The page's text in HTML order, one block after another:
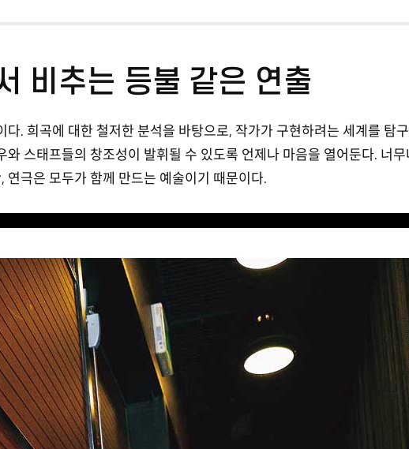
비추는 등불 같은 연출
. 희곡에 대한 철저한 분석을 바탕으로, 작가가 구현하려는 세계를 탐
스태프들의 창조성이 발휘될 수 있도록 언제나 마음을 열어둔다. 너
연극은 모두가 함께 만드는 예술이기 때문이다.